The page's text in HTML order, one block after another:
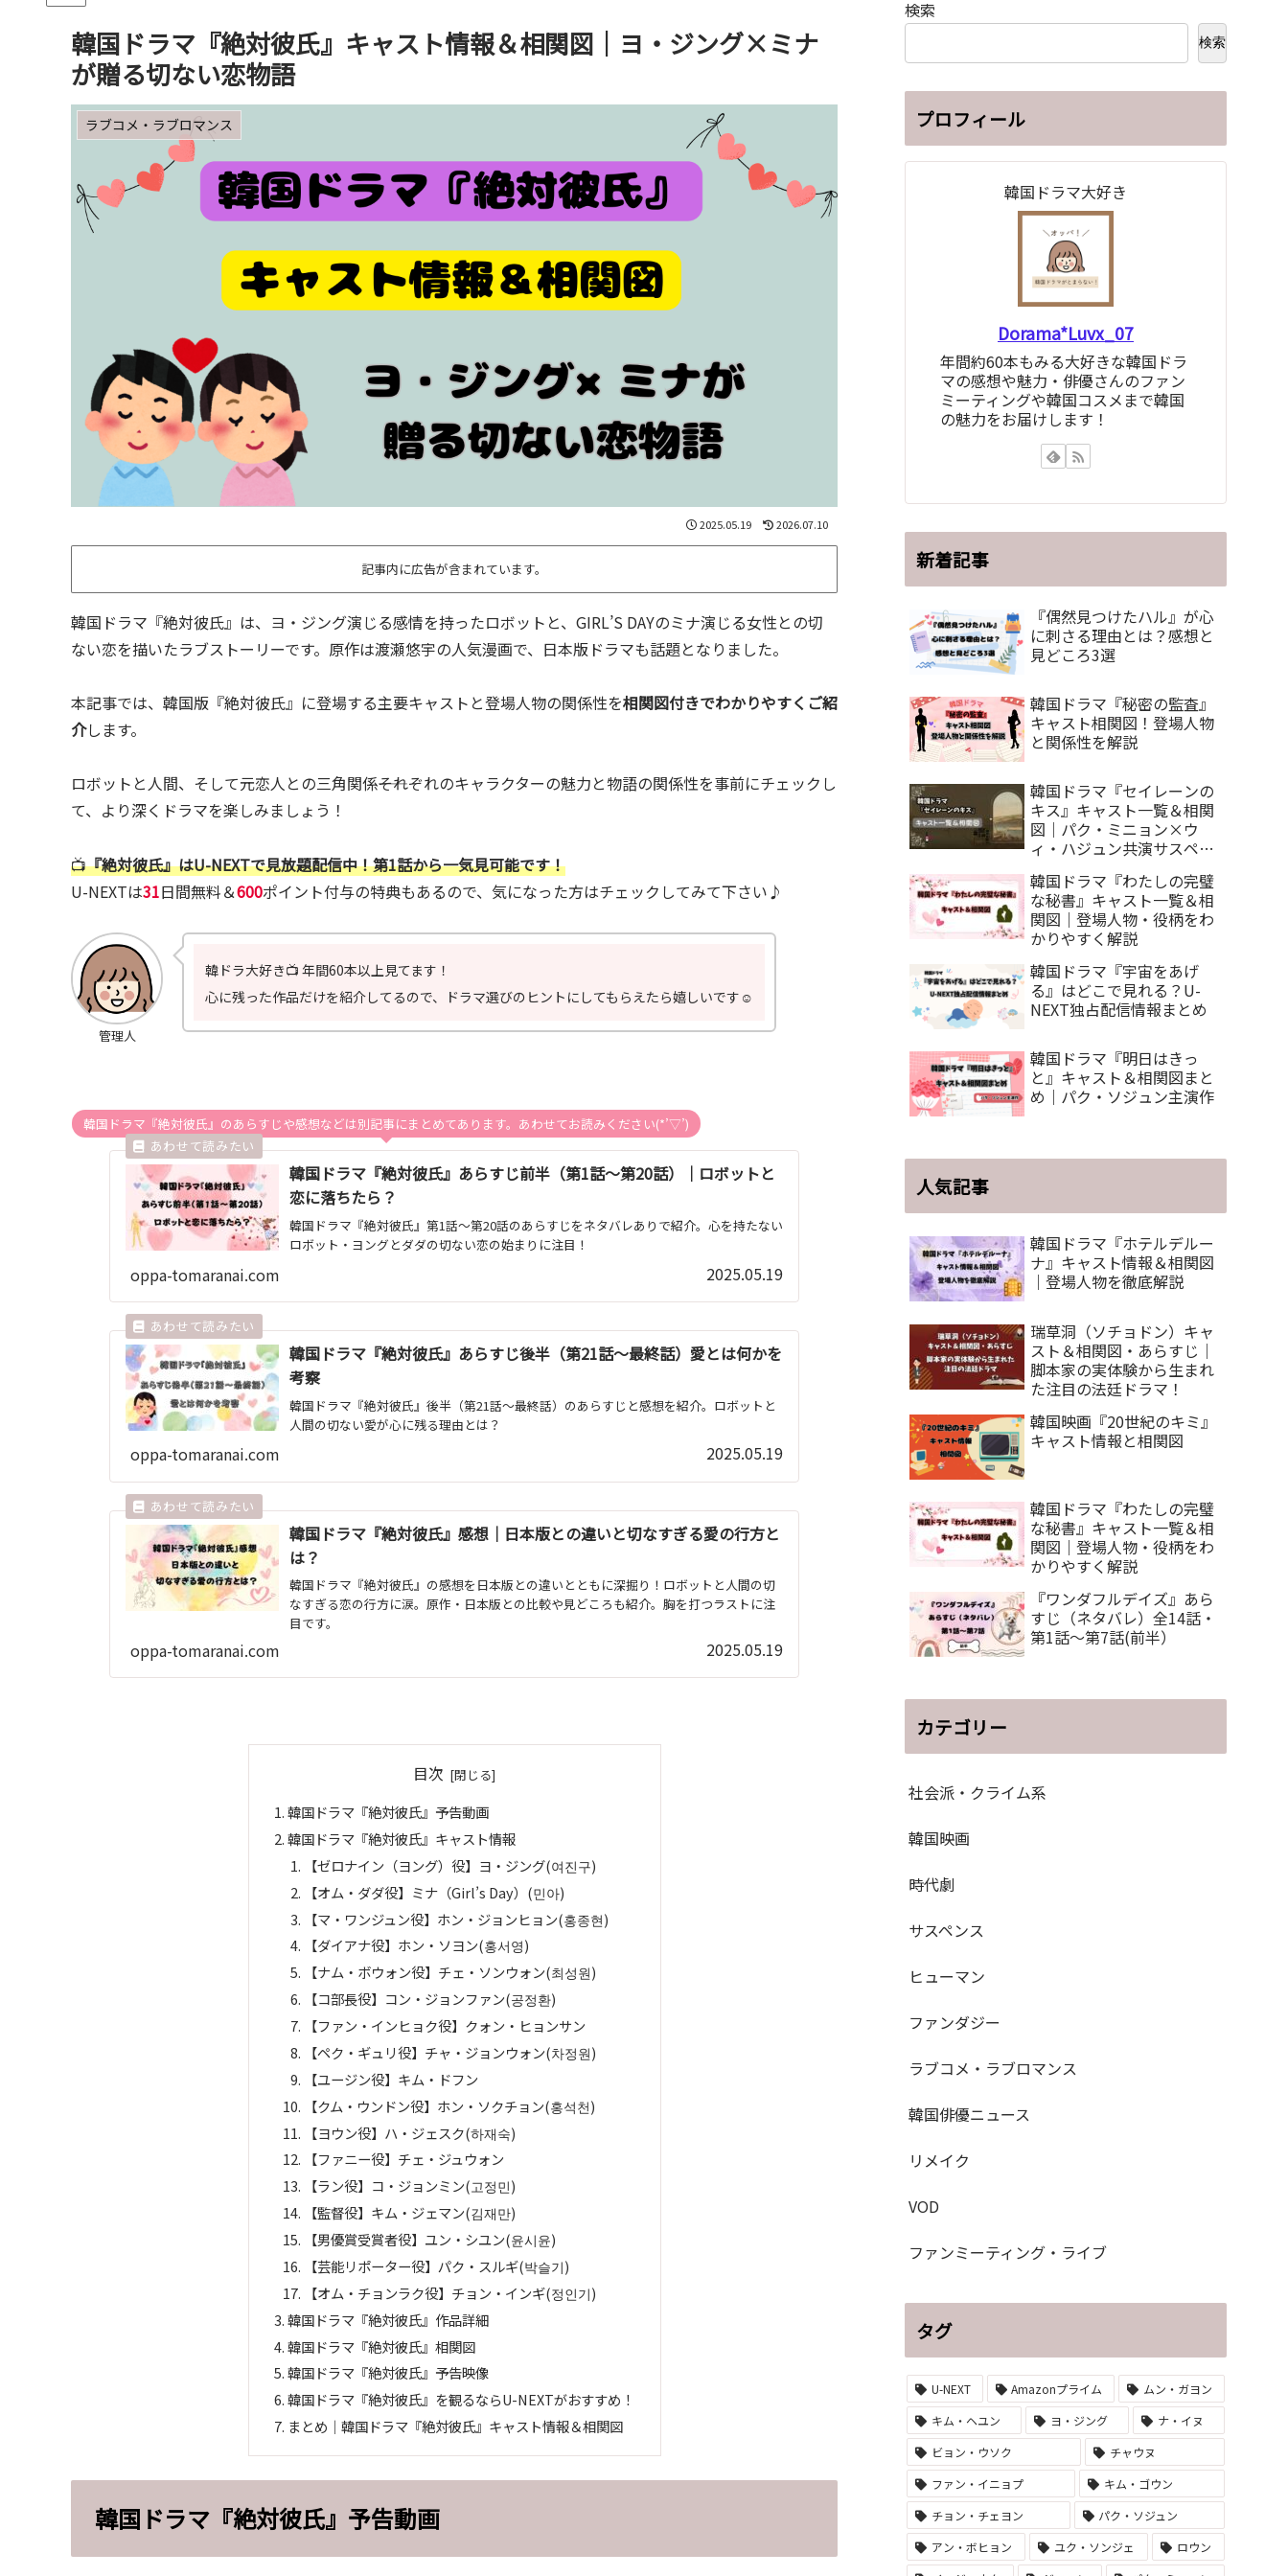
韓国ドラマ『絶対彼氏』キャスト情報＆相関図｜ヨ・ジング×ミナ
が贈る切ない恋物語
ラブコメ・ラブロマンス
2025.05.19 2026.07.10
記事内に広告が含まれています。
韓国ドラマ『絶対彼氏』は、ヨ・ジング演じる感情を持ったロボットと、GIRL’S DAYのミナ演じる女性との切
ない恋を描いたラブストーリーです。原作は渡瀬悠宇の人気漫画で、日本版ドラマも話題となりました。
本記事では、韓国版『絶対彼氏』に登場する主要キャストと登場人物の関係性を相関図付きでわかりやすくご紹
介します。
ロボットと人間、そして元恋人との三角関係――それぞれのキャラクターの魅力と物語の関係性を事前にチェックし
て、より深くドラマを楽しみましょう！
📺『絶対彼氏』はU-NEXTで見放題配信中！第1話から一気見可能です！
U-NEXTは31日間無料＆600ポイント付与の特典もあるので、気になった方はチェックしてみて下さい♪
管理人
韓ドラ大好き📺 年間60本以上見てます！
心に残った作品だけを紹介してるので、ドラマ選びのヒントにしてもらえたら嬉しいです☺️
韓国ドラマ『絶対彼氏』のあらすじや感想などは別記事にまとめてあります。あわせてお読みください(*’▽’)
韓国ドラマ『絶対彼氏』あらすじ前半（第1話～第20話）｜ロボットと
恋に落ちたら？
韓国ドラマ『絶対彼氏』第1話～第20話のあらすじをネタバレありで紹介。心を持たない
ロボット・ヨングとダダの切ない恋の始まりに注目！
oppa-tomaranai.com 2025.05.19
韓国ドラマ『絶対彼氏』あらすじ後半（第21話～最終話）愛とは何かを
考察
韓国ドラマ『絶対彼氏』後半（第21話〜最終話）のあらすじと感想を紹介。ロボットと
人間の切ない愛が心に残る理由とは？
oppa-tomaranai.com 2025.05.19
韓国ドラマ『絶対彼氏』感想｜日本版との違いと切なすぎる愛の行方と
は？
韓国ドラマ『絶対彼氏』の感想を日本版との違いとともに深掘り！ロボットと人間の切
なすぎる恋の行方に涙。原作・日本版との比較や見どころも紹介。胸を打つラストに注
目です。
oppa-tomaranai.com 2025.05.19
目次
韓国ドラマ『絶対彼氏』予告動画
韓国ドラマ『絶対彼氏』キャスト情報
【ゼロナイン（ヨング）役】ヨ・ジング(여진구)
【オム・ダダ役】ミナ（Girl’s Day）(민아)
【マ・ワンジュン役】ホン・ジョンヒョン(홍종현)
【ダイアナ役】ホン・ソヨン(홍서영)
【ナム・ボウォン役】チェ・ソンウォン(최성원)
【コ部長役】コン・ジョンファン(공정환)
【ファン・インヒョク役】クォン・ヒョンサン
【ペク・ギュリ役】チャ・ジョンウォン(차정원)
【ユージン役】キム・ドフン
【クム・ウンドン役】ホン・ソクチョン(홍석천)
【ヨウン役】ハ・ジェスク(하재숙)
【ファニー役】チェ・ジュウォン
【ラン役】コ・ジョンミン(고정민)
【監督役】キム・ジェマン(김재만)
【男優賞受賞者役】ユン・シユン(윤시윤)
【芸能リポーター役】パク・スルギ(박슬기)
【オム・チョンラク役】チョン・インギ(정인기)
韓国ドラマ『絶対彼氏』作品詳細
韓国ドラマ『絶対彼氏』相関図
韓国ドラマ『絶対彼氏』予告映像
韓国ドラマ『絶対彼氏』を観るならU-NEXTがおすすめ！
まとめ｜韓国ドラマ『絶対彼氏』キャスト情報＆相関図
韓国ドラマ『絶対彼氏』予告動画
検索
検索
プロフィール
韓国ドラマ大好き
Dorama*Luvx_07
年間約60本もみる大好きな韓国ドラ
マの感想や魅力・俳優さんのファン
ミーティングや韓国コスメまで韓国
の魅力をお届けします！
新着記事
『偶然見つけたハル』が心
に刺さる理由とは？感想と
見どころ3選
韓国ドラマ『秘密の監査』
キャスト相関図！登場人物
と関係性を解説
韓国ドラマ『セイレーンの
キス』キャスト一覧＆相関
図｜パク・ミニョン×ウ
ィ・ハジュン共演サスペン
韓国ドラマ『わたしの完璧
な秘書』キャスト一覧＆相
関図｜登場人物・役柄をわ
かりやすく解説
韓国ドラマ『宇宙をあげ
る』はどこで見れる？U-
NEXT独占配信情報まとめ
韓国ドラマ『明日はきっ
と』キャスト＆相関図まと
め｜パク・ソジュン主演作
人気記事
韓国ドラマ『ホテルデルー
ナ』キャスト情報＆相関図
｜登場人物を徹底解説
瑞草洞（ソチョドン）キャ
スト＆相関図・あらすじ｜
脚本家の実体験から生まれ
た注目の法廷ドラマ！
韓国映画『20世紀のキミ』
キャスト情報と相関図
韓国ドラマ『わたしの完璧
な秘書』キャスト一覧＆相
関図｜登場人物・役柄をわ
かりやすく解説
『ワンダフルデイズ』あら
すじ（ネタバレ）全14話・
第1話～第7話(前半）
カテゴリー
社会派・クライム系
韓国映画
時代劇
サスペンス
ヒューマン
ファンダジー
ラブコメ・ラブロマンス
韓国俳優ニュース
リメイク
VOD
ファンミーティング・ライブ
タグ
U-NEXT Amazonプライム
ムン・ガヨン
キム・ヘユン
ヨ・ジング
ナ・イヌ
ビョン・ウソク
チャウヌ
ファン・イニョプ
キム・ゴウン
チョン・チェヨン
パク・ソジュン
アン・ボヒョン
ユク・ソンジェ
ロウン